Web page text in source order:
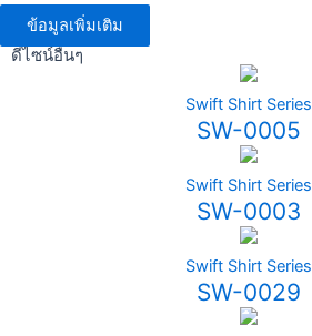
ข้อมูลเพิ่มเติม
ดีไซน์อื่นๆ
Swift Shirt Series
SW-0005
Swift Shirt Series
SW-0003
Swift Shirt Series
SW-0029